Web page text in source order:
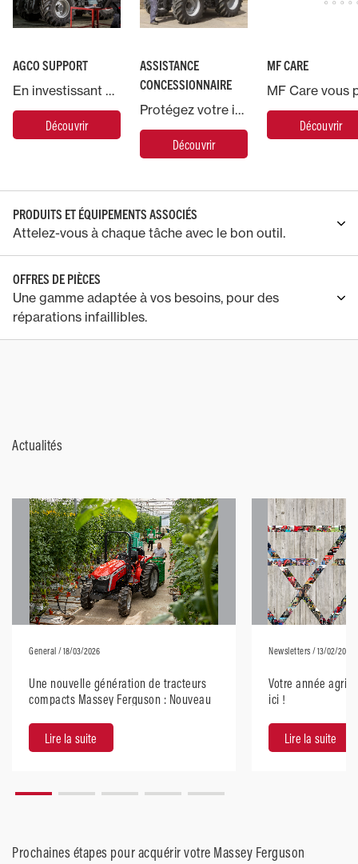
AGCO SUPPORT
En investissant dans une machine Massey Ferguson, vous bénéficiez de l’accompagnement d’AGCO, le plus grand fabricant mondial de machines agricoles.
Découvrir
ASSISTANCE
CONCESSIONNAIRE
Protégez votre investissement en confiant votre machine Massey Ferguson à nos experts.
Découvrir
MF CARE
Découvrir
PRODUITS ET ÉQUIPEMENTS ASSOCIÉS
Attelez-vous à chaque tâche avec le bon outil.
OFFRES DE PIÈCES
Une gamme adaptée à vos besoins, pour des
réparations infaillibles.
Actualités
General / 18/03/2026
Une nouvelle génération de tracteurs
compacts Massey Ferguson : Nouveau
robustes.
Lire la suite
Newsletters / 13/02/2026
Votre année
ici !
Lire la suite
Prochaines étapes pour acquérir votre Massey Ferguson